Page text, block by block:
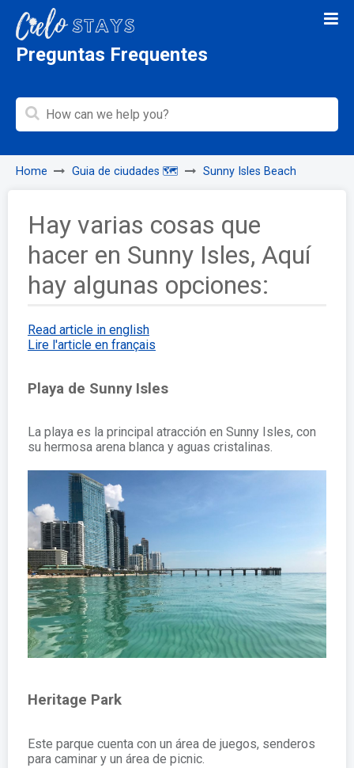
Preguntas Frequentes
Home Guia de ciudades 🗺️ Sunny Isles Beach
Hay varias cosas que
hacer en Sunny Isles, Aquí
hay algunas opciones:
Read article in english
Lire l'article en français
Playa de Sunny Isles
La playa es la principal atracción en Sunny Isles, con
su hermosa arena blanca y aguas cristalinas.
Heritage Park
Este parque cuenta con un área de juegos, senderos
para caminar y un área de picnic.